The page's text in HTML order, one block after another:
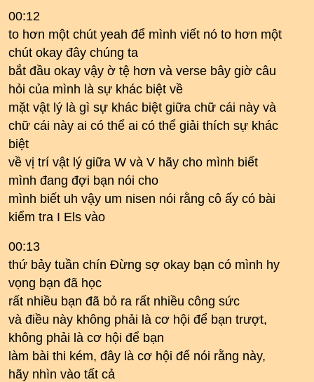
00:12
to hơn một chút yeah để mình viết nó to hơn một
chút okay đây chúng ta
bắt đầu okay vậy ờ tệ hơn và verse bây giờ câu
hỏi của mình là sự khác biệt về
mặt vật lý là gì sự khác biệt giữa chữ cái này và
chữ cái này ai có thể ai có thể giải thích sự khác
biệt
về vị trí vật lý giữa W và V hãy cho mình biết
mình đang đợi bạn nói cho
mình biết uh vậy um nisen nói rằng cô ấy có bài
kiểm tra I Els vào
00:13
thứ bảy tuần chín Đừng sợ okay bạn có mình hy
vọng bạn đã học
rất nhiều bạn đã bỏ ra rất nhiều công sức
và điều này không phải là cơ hội để bạn trượt,
không phải là cơ hội để bạn
làm bài thi kém, đây là cơ hội để nói rằng này,
hãy nhìn vào tất cả